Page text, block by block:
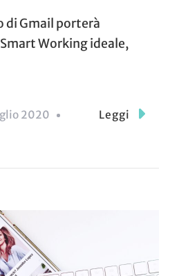
di Gmail porterà
Working ideale,
2020 Leggi